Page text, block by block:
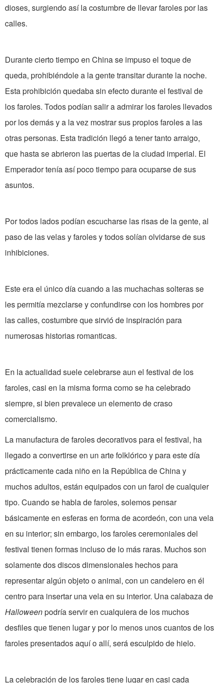
dioses, surgiendo así la costumbre de llevar faroles por las
calles.
Durante cierto tiempo en China se impuso el toque de
queda, prohibiéndole a la gente transitar durante la noche.
Esta prohibición quedaba sin efecto durante el festival de
los faroles. Todos podían salir a admirar los faroles llevados
por los demás y a la vez mostrar sus propios faroles a las
otras personas. Esta tradición llegó a tener tanto arraigo,
que hasta se abrieron las puertas de la ciudad imperial. El
Emperador tenía así poco tiempo para ocuparse de sus
asuntos.
Por todos lados podían escucharse las risas de la gente, al
paso de las velas y faroles y todos solían olvidarse de sus
inhibiciones.
Este era el único día cuando a las muchachas solteras se
les permitía mezclarse y confundirse con los hombres por
las calles, costumbre que sirvió de inspiración para
numerosas historias romanticas.
En la actualidad suele celebrarse aun el festival de los
faroles, casi en la misma forma como se ha celebrado
siempre, si bien prevalece un elemento de craso
comercialismo.
La manufactura de faroles decorativos para el festival, ha
llegado a convertirse en un arte folklórico y para este día
prácticamente cada niño en la República de China y
muchos adultos, están equipados con un farol de cualquier
tipo. Cuando se habla de faroles, solemos pensar
básicamente en esferas en forma de acordeón, con una vela
en su interior; sin embargo, los faroles ceremoniales del
festival tienen formas incluso de lo más raras. Muchos son
solamente dos discos dimensionales hechos para
representar algún objeto o animal, con un candelero en él
centro para insertar una vela en su interior. Una calabaza de
Halloweenpodría servir en cualquiera de los muchos
desfiles que tienen lugar y por lo menos unos cuantos de los
faroles presentados aquí o allí, será esculpido de hielo.
La celebración de los faroles tiene lugar en casi cada